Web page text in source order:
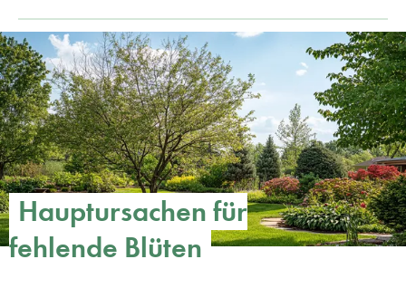
Hauptursachen für
fehlende Blüten